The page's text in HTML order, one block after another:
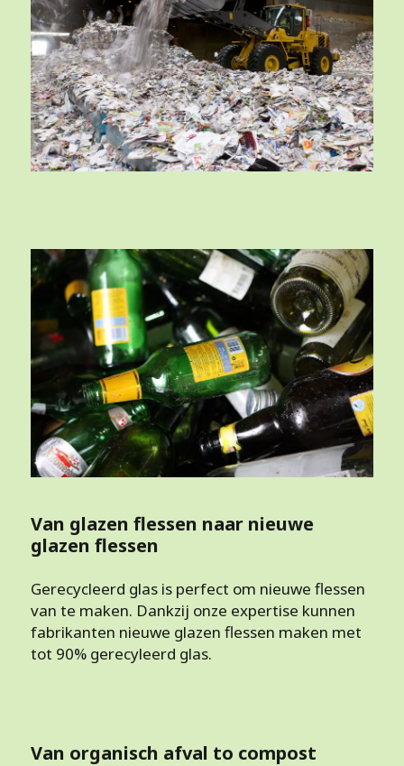
Van glazen flessen naar nieuwe
glazen flessen
Gerecycleerd glas is perfect om nieuwe flessen
van te maken. Dankzij onze expertise kunnen
fabrikanten nieuwe glazen flessen maken met
tot 90% gerecyleerd glas.
Van organisch afval to compost